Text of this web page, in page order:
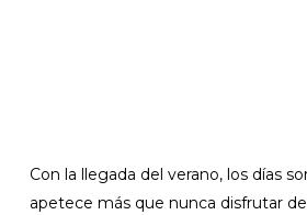
Con la llegada del verano, los días
apetece más que nunca disfrutar